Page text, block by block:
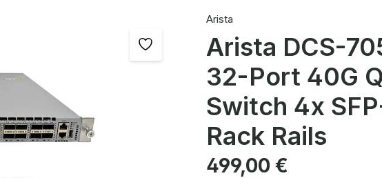
Arista
Arista DCS-
32-Port 40G
Switch 4x
Rack Rails
Regulärer Preis:
499,00 €